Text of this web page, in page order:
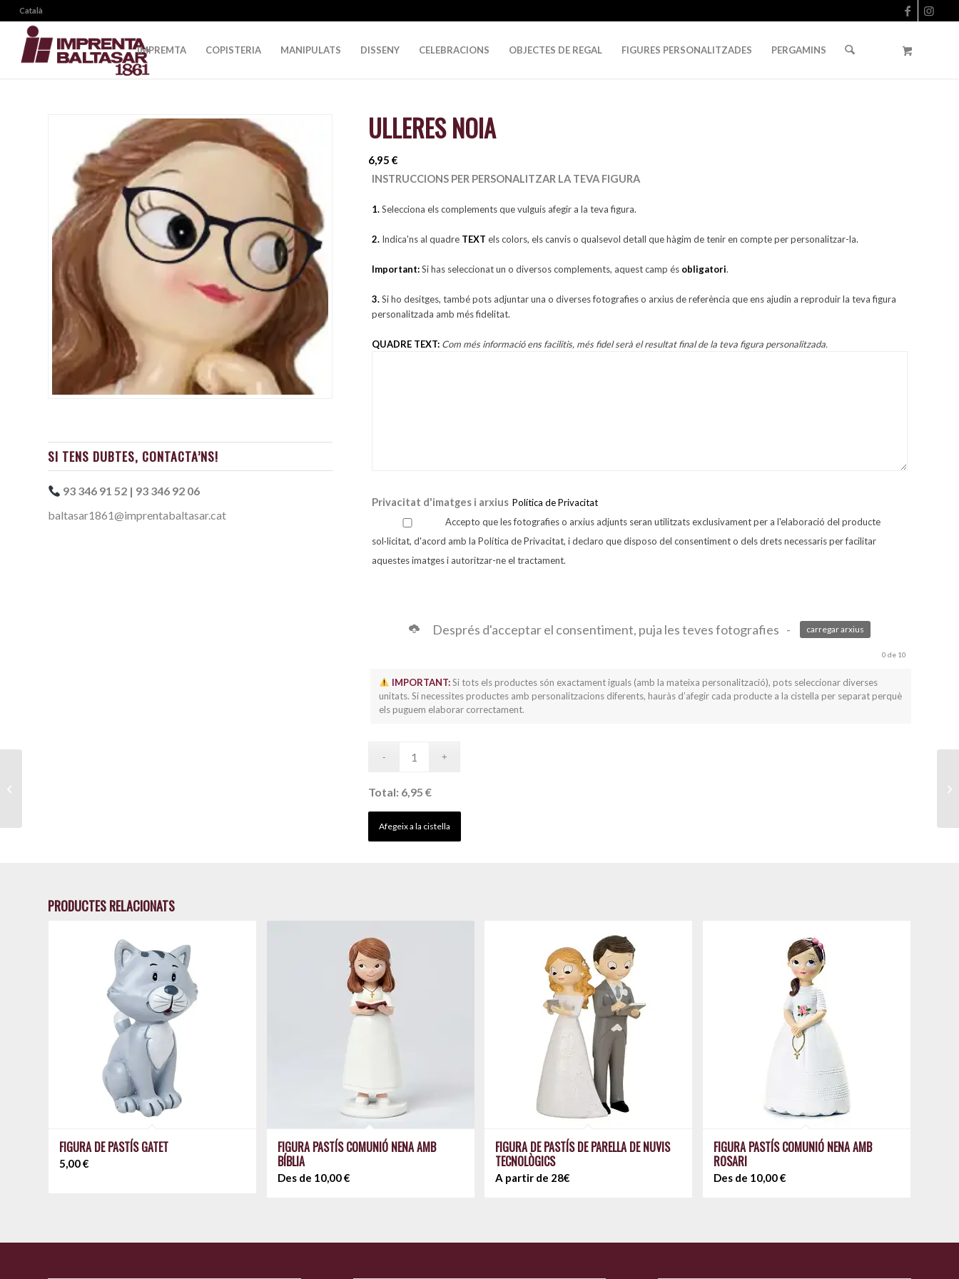
Català
IMPREMTA COPISTERIA MANIPULATS DISSENY CELEBRACIONS OBJECTES DE REGAL FIGURES PERSONALITZADES PERGAMINS
SI TENS DUBTES, CONTACTA’NS!
93 346 91 52 | 93 346 92 06
baltasar1861@imprentabaltasar.cat
ULLERES NOIA
6,95€
INSTRUCCIONS PER PERSONALITZAR LA TEVA FIGURA
1.Selecciona els complements que vulguis afegir a la teva figura.
2. Indica'ns al quadre TEXT els colors, els canvis o qualsevol detall que hàgim de tenir en compte per personalitzar-la.
Important:Si has seleccionat un o diversos complements, aquest camp és obligatori.
3.Si ho desitges, també pots adjuntar una o diverses fotografies o arxius de referència que ens ajudin a reproduir la teva figura
personalitzada amb més fidelitat.
QUADRE TEXT: Com més informació ens facilitis, més fidel serà el resultat final de la teva figura personalitzada.
Privacitat d'imatges i arxius Política de Privacitat
Accepto que les fotografies o arxius adjunts seran utilitzats exclusivament per a l'elaboració del producte
sol·licitat, d'acord amb la Política de Privacitat, i declaro que disposo del consentiment o dels drets necessaris per facilitar
aquestes imatges i autoritzar-ne el tractament.
Després d'acceptar el consentiment, puja les teves fotografies - carregar arxius
0 de 10
IMPORTANT:Si tots els productes són exactament iguals (amb la mateixa personalització), pots seleccionar diverses
unitats. Si necessites productes amb personalitzacions diferents, hauràs d’afegir cada producte a la cistella per separat perquè
els puguem elaborar correctament.
Total: 6,95 €
Afegeix a la cistella
PRODUCTES RELACIONATS
FIGURA DE PASTÍS GATET
5,00€
FIGURA PASTÍS COMUNIÓ NENA AMB
BÍBLIA
Des de 10,00€
FIGURA DE PASTÍS DE PARELLA DE NUVIS
TECNOLÒGICS
A partir de 28€
FIGURA PASTÍS COMUNIÓ NENA AMB
ROSARI
Des de 10,00€